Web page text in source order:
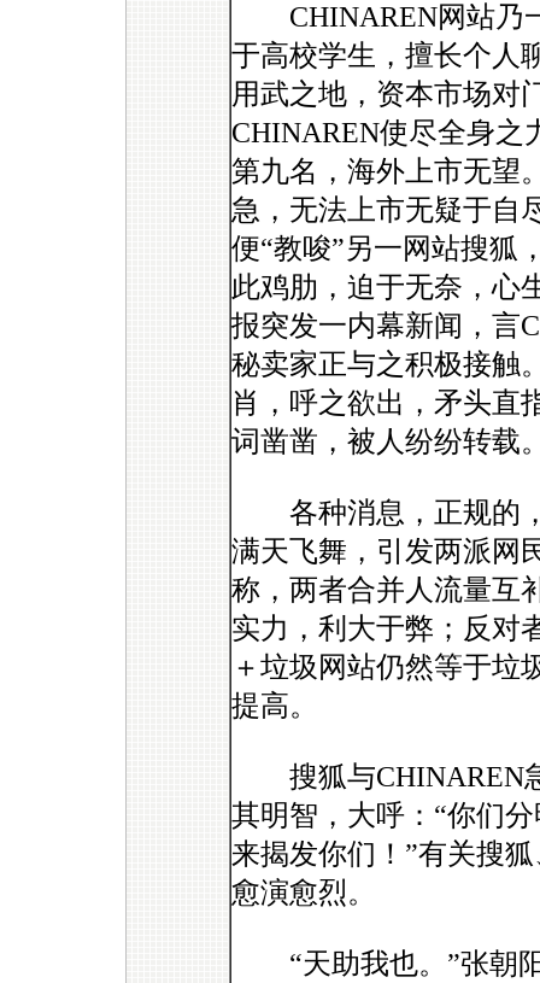
CHINAREN网站乃
于高校学生，擅长个人
用武之地，资本市场对
CHINAREN使尽全身之
第九名，海外上市无望
急，无法上市无疑于自
便“教唆”另一网站搜狐
此鸡肋，迫于无奈，心
报突发一内幕新闻，言
秘卖家正与之积极接触
肖，呼之欲出，矛头直
词凿凿，被人纷纷转载
各种消息，正规的，
满天飞舞，引发两派网
称，两者合并人流量互
实力，利大于弊；反对
＋垃圾网站仍然等于垃
提高。
搜狐与CHINAREN
其明智，大呼：“你们
来揭发你们！”有关搜
愈演愈烈。
“天助我也。”张朝阳